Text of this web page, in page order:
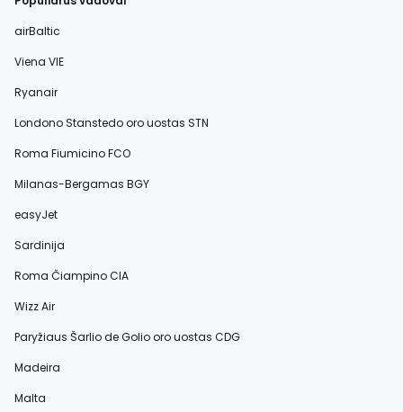
airBaltic
Viena VIE
Ryanair
Londono Stanstedo oro uostas STN
Roma Fiumicino FCO
Milanas-Bergamas BGY
easyJet
Sardinija
Roma Čiampino CIA
Wizz Air
Paryžiaus Šarlio de Golio oro uostas CDG
Madeira
Malta